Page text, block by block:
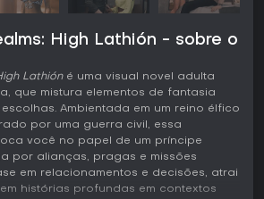
High Lathión - sobre o
Lathióné uma visual novel adulta
que mistura elementos de fantasia
Ambientada em um reino élfico
por uma guerra civil, essa
você no papel de um príncipe
por alianças, pragas e missões
em relacionamentos e decisões, atrai
histórias profundas em contextos